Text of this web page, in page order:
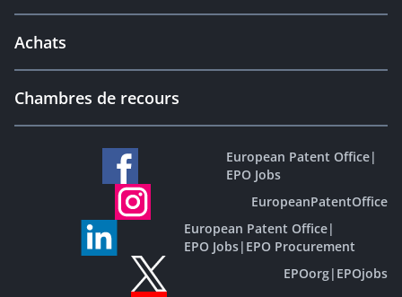
Achats
Chambres de recours
European Patent Office|
EPO Jobs
EuropeanPatentOffice
European Patent Office|
EPO Jobs| EPO Procurement
EPOorg| EPOjobs